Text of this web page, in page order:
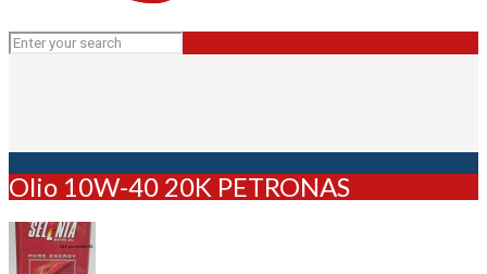
Olio 10W-40 20K PETRONAS